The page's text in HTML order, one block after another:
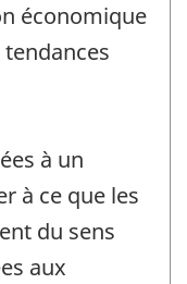
économique
à un
à ce que les
du sens
aux